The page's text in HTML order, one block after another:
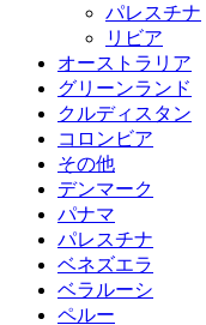
パレスチナ
リビア
オーストラリア
グリーンランド
クルディスタン
コロンビア
その他
デンマーク
パナマ
パレスチナ
ベネズエラ
ベラルーシ
ペルー